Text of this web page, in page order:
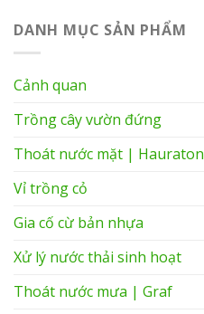
DANH MỤC SẢN PHẨM
Cảnh quan
Trồng cây vườn đứng
Thoát nước mặt | Hauraton
Vỉ trồng cỏ
Gia cố cừ bản nhựa
Xử lý nước thải sinh hoạt
Thoát nước mưa | Graf